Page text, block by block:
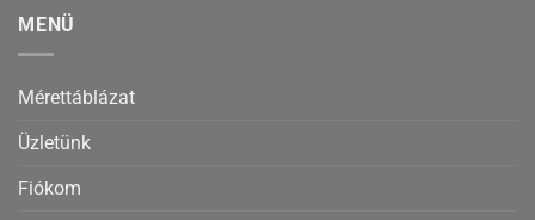
MENÜ
Mérettáblázat
Üzletünk
Fiókom